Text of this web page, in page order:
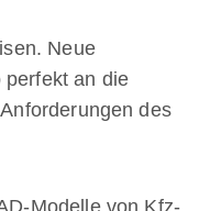
Neue
perfekt an die
des